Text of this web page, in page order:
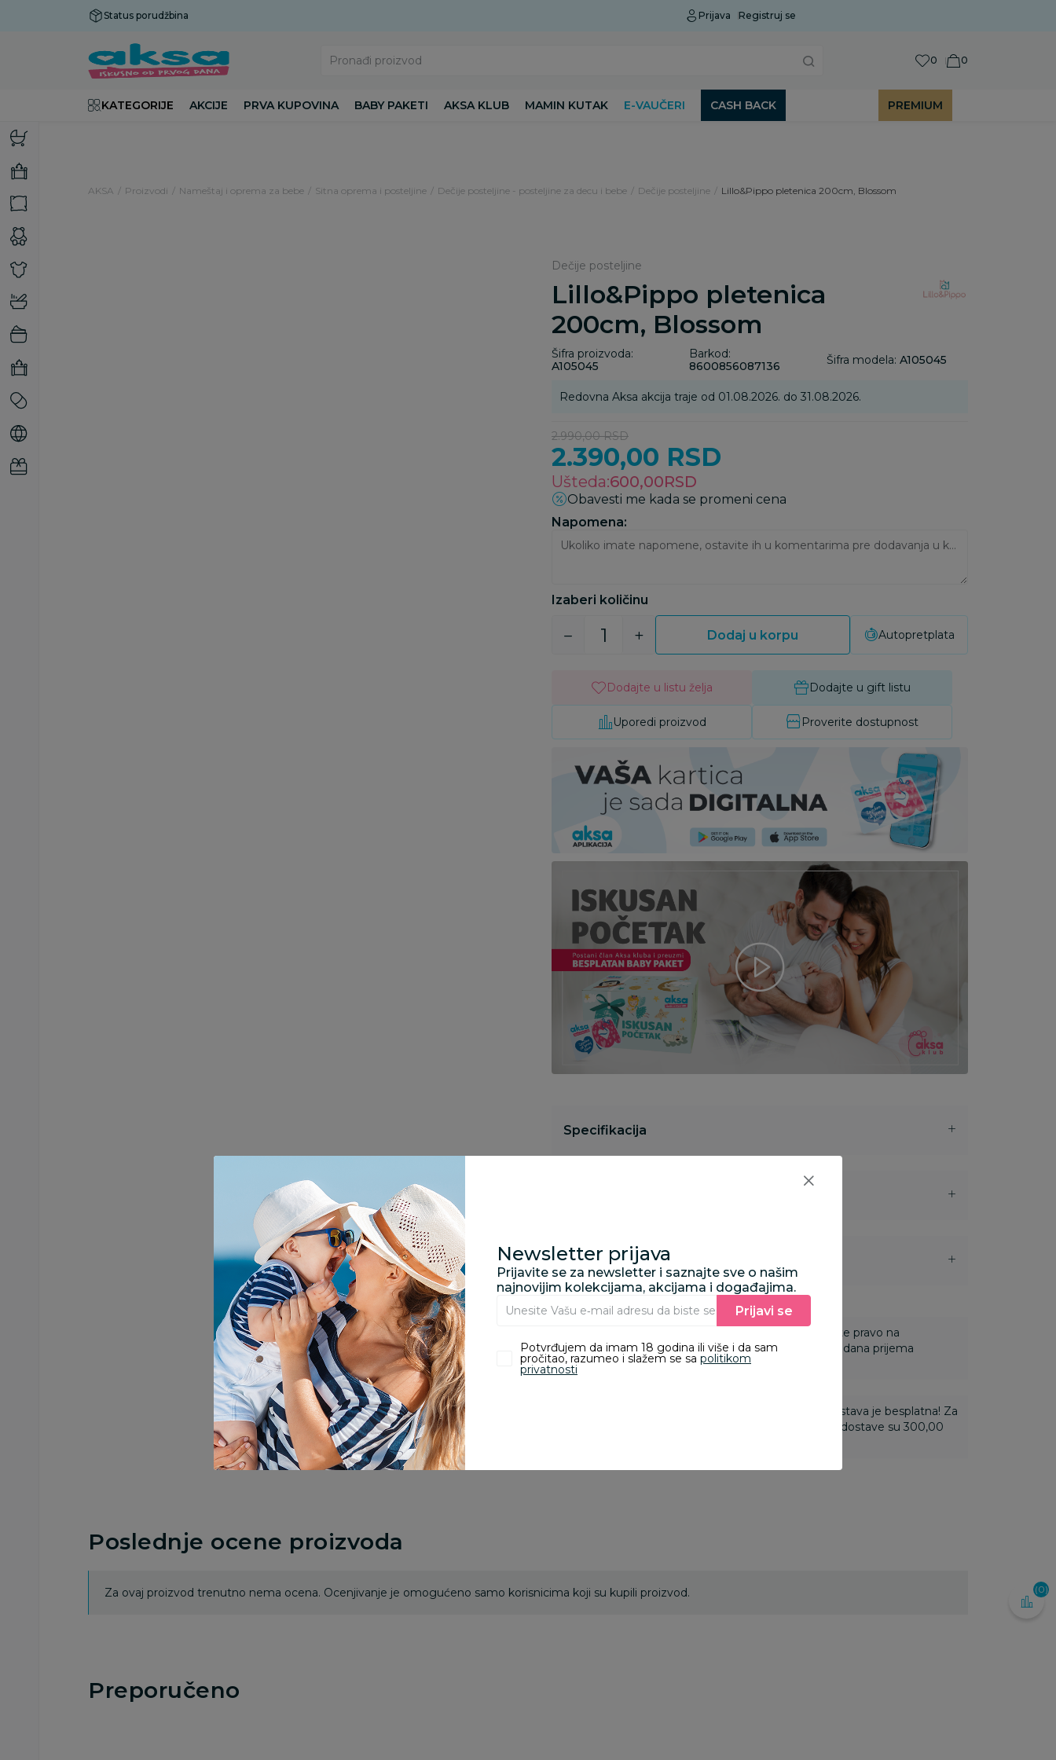
Status porudžbina Uobičajeni rok isporuke je 2 do 7 radnih dana!
Prijava Registruj se
Pronađi proizvod 0 0
KATEGORIJE AKCIJE PRVA KUPOVINA BABY PAKETI AKSA KLUB MAMIN KUTAK E-VAUČERI CASH BACK PREMIUM
AKSA Proizvodi Nameštaj i oprema za bebe Sitna oprema i posteljine Dečije posteljine - posteljine za decu i bebe Dečije posteljine Lillo&Pippo pletenica 200cm, Blossom
Dečije posteljine
Lillo&Pippo pletenica
200cm, Blossom
Šifra proizvoda:
A105045
Barkod:
8600856087136
Šifra modela: A105045
Redovna Aksa akcija traje od 01.08.2026. do 31.08.2026.
2.990,00 RSD
2.390,00 RSD
Ušteda:600,00RSD
Obavesti me kada se promeni cena
Napomena:
Ukoliko imate napomene, ostavite ih u komentarima pre dodavanja u korpu:
Izaberi količinu
Dodaj u korpu Autopretplata
Dodajte u listu želja Dodajte u gift listu
Uporedi proizvod Proverite dostupnost
Specifikacija
Pronađite u prodavnici
Kupovina bez rizika: Za online porudžbine imate pravo na
odustajanje od kupovine u roku od 14 dana od dana prijema
proizvoda.
Za porudžbine vrednosti 3.500,00 rsd i više dostava je besplatna! Za
porudžbine vrednosti do 3.499,99 rsd troškovi dostave su 300,00
(0)
Poslednje ocene proizvoda
Za ovaj proizvod trenutno nema ocena. Ocenjivanje je omogućeno samo korisnicima koji su kupili proizvod.
Preporučeno
Newsletter prijava
Prijavite se za newsletter i saznajte sve o našim
najnovijim kolekcijama, akcijama i događajima.
Unesite Vašu e‑mail adresu da biste se prijavili na newsletter.
Prijavi se
Potvrđujem da imam 18 godina ili više i da sam
pročitao, razumeo i slažem se sa politikom
privatnosti